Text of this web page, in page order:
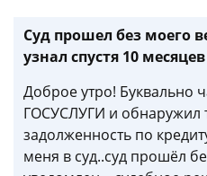
Суд прошел без моего
узнал спустя 10 месяцев
Доброе утро! Буквально
ГОСУСЛУГИ и обнаружил
задолженность по
меня в суд..суд прошёл